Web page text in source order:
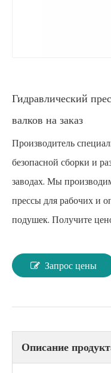
Гидравлический
валков на заказ
Производитель
безопасной сборки и
заводах. Мы
прессы для рабочих и
подушек. Получите
Запрос цены
Описание